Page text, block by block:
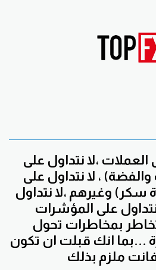
،لا نتداول على
، لا نتداول على
وغيرهم ،لا نتداول
على المؤشرات
بمخاطرات تحول
...بما انك قبلت ان تكون
فانت ملزم بذلك